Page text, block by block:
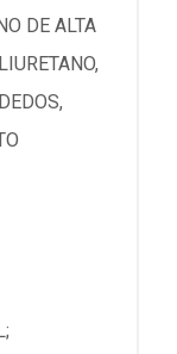
DE ALTA